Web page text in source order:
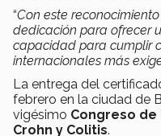
“Con este
dedicación para ofrecer
capacidad para cumplir
internacionales más
La entrega del
febrero en la ciudad de
vigésimo Congreso de
Crohn y Colitis.